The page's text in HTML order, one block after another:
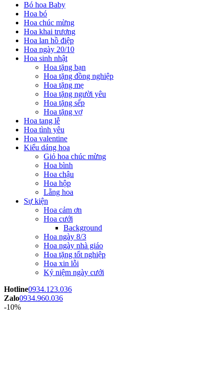
Bó hoa Baby
Hoa bó
Hoa chúc mừng
Hoa khai trương
Hoa lan hồ điệp
Hoa ngày 20/10
Hoa sinh nhật
Hoa tặng bạn
Hoa tặng đồng nghiệp
Hoa tặng mẹ
Hoa tặng người yêu
Hoa tặng sếp
Hoa tặng vợ
Hoa tang lễ
Hoa tình yêu
Hoa valentine
Kiểu dáng hoa
Giỏ hoa chúc mừng
Hoa bình
Hoa chậu
Hoa hộp
Lẵng hoa
Sự kiện
Hoa cảm ơn
Hoa cưới
Background
Hoa ngày 8/3
Hoa ngày nhà giáo
Hoa tặng tốt nghiệp
Hoa xin lỗi
Kỷ niệm ngày cưới
Hotline0934.123.036
Zalo0934.960.036
-10%